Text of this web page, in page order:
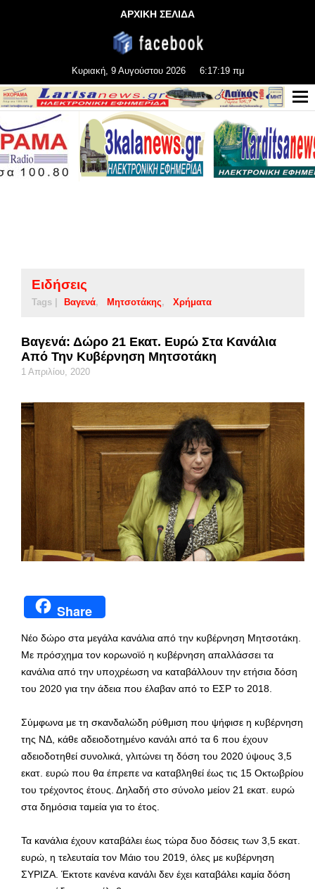
ΑΡΧΙΚΗ ΣΕΛΙΔΑ
Κυριακή, 9 Αυγούστου 2026 6:17:19 πμ
Ειδήσεις
Tags | Βαγενά Μητσοτάκης Χρήματα
Βαγενά: Δώρο 21 Εκατ. Ευρώ Στα Κανάλια
Από Την Κυβέρνηση Μητσοτάκη
1 Απριλίου, 2020
Share
Νέο δώρο στα μεγάλα κανάλια από την κυβέρνηση Μητσοτάκη.
Με πρόσχημα τον κορωνοϊό η κυβέρνηση απαλλάσσει τα
κανάλια από την υποχρέωση να καταβάλλουν την ετήσια δόση
του 2020 για την άδεια που έλαβαν από το ΕΣΡ το 2018.
Σύμφωνα με τη σκανδαλώδη ρύθμιση που ψήφισε η κυβέρνηση
της ΝΔ, κάθε αδειοδοτημένο κανάλι από τα 6 που έχουν
αδειοδοτηθεί συνολικά, γλιτώνει τη δόση του 2020 ύψους 3,5
εκατ. ευρώ που θα έπρεπε να καταβληθεί έως τις 15 Οκτωβρίου
του τρέχοντος έτους. Δηλαδή στο σύνολο μείον 21 εκατ. ευρώ
στα δημόσια ταμεία για το έτος.
Τα κανάλια έχουν καταβάλει έως τώρα δυο δόσεις των 3,5 εκατ.
ευρώ, η τελευταία τον Μάιο του 2019, όλες με κυβέρνηση
ΣΥΡΙΖΑ. Έκτοτε κανένα κανάλι δεν έχει καταβάλει καμία δόση